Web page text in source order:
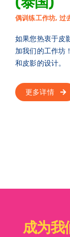
偶训练工作坊, 过
如果您热衷于皮
加我们的工作坊
和皮影的设计。
成为我